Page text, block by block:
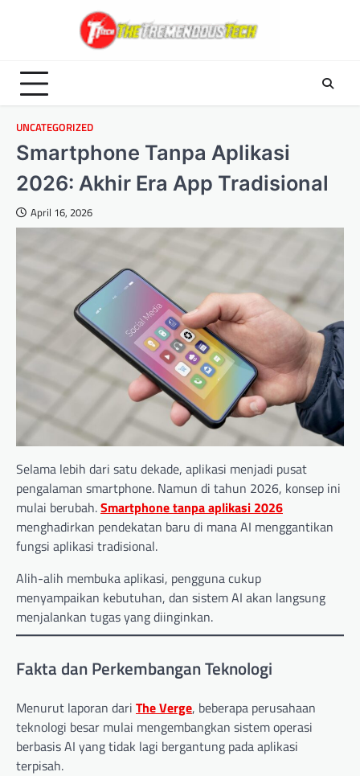
UNCATEGORIZED
Smartphone Tanpa Aplikasi
2026: Akhir Era App Tradisional
April 16, 2026
Selama lebih dari satu dekade, aplikasi menjadi pusat
pengalaman smartphone. Namun di tahun 2026, konsep ini
mulai berubah.Smartphone tanpa aplikasi 2026
menghadirkan pendekatan baru di mana AI menggantikan
fungsi aplikasi tradisional.
Alih-alih membuka aplikasi, pengguna cukup
menyampaikan kebutuhan, dan sistem AI akan langsung
menjalankan tugas yang diinginkan.
Fakta dan Perkembangan Teknologi
Menurut laporan dari The Verge, beberapa perusahaan
teknologi besar mulai mengembangkan sistem operasi
berbasis AI yang tidak lagi bergantung pada aplikasi
terpisah.